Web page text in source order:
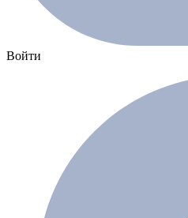
Войти